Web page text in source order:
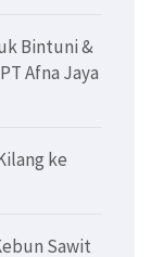
Bintuni &
Afna Jaya
ke
Sawit